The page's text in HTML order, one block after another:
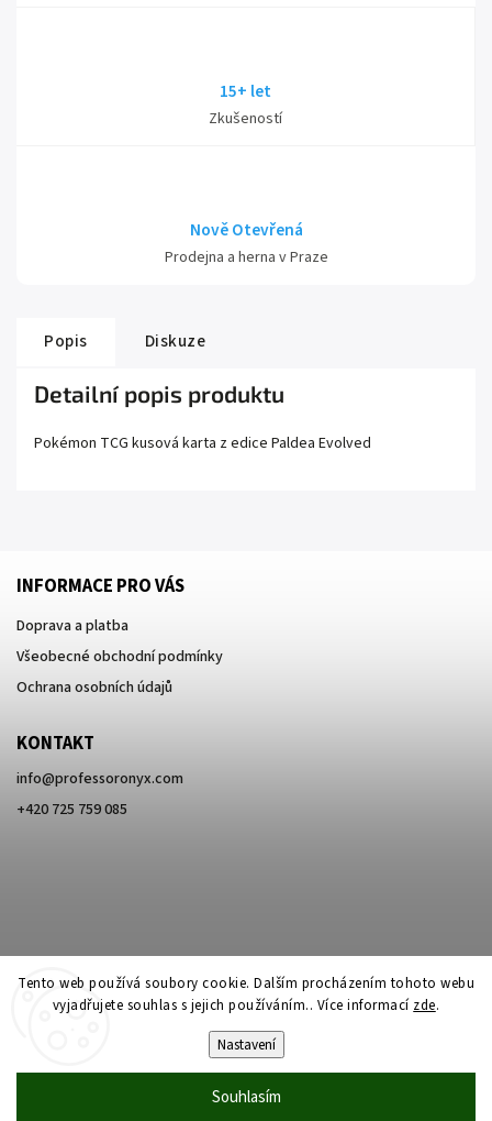
Tento web používá soubory cookie. Dalším procházením tohoto webu
vyjadřujete souhlas s jejich používáním.. Více informací zde.
Nastavení
Souhlasím
15+ let
Zkušeností
Nově Otevřená
Prodejna a herna v Praze
Popis Diskuze
Detailní popis produktu
Pokémon TCG kusová karta z edice Paldea Evolved
INFORMACE PRO VÁS
Doprava a platba
Všeobecné obchodní podmínky
Ochrana osobních údajů
KONTAKT
info@professoronyx.com
+420 725 759 085
Professor Onyx. Všechna práva vyhrazena.